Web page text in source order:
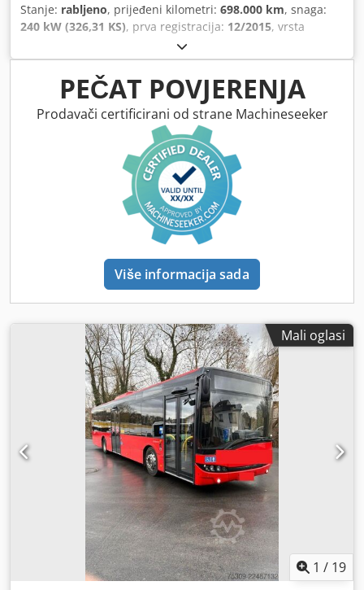
Stanje: rabljeno, prijeđeni kilometri: 698.000 km, snaga:
240 kW (326,31 KS), prva registracija: 12/2015, vrsta
, vrsta prijenosa:
sljedeći pregled (TÜV):12/2026, emisijska klasa:Euro 6,
crvena, kočnice: retarder, Oprema:ABS, elektronički
program stabilnosti (ESP), grijač za parkiranje, klima
uređaj,
PEČAT POVJERENJA
Prodavači certificirani od strane Machineseeker
Više informacija sada
Mali oglasi
1 / 19